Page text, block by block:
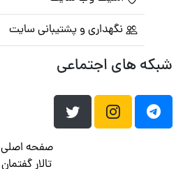
نگهداری و پشتیبانی سایت
شبکه های اجتماعی
صفحه اصلی
تالار گفتمان